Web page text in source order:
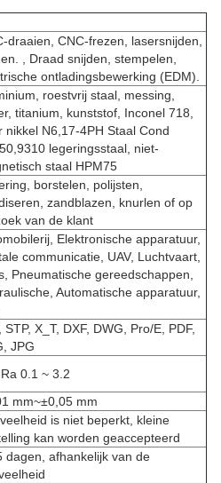
draaien, CNC-frezen, lasersnijden,
, Draad snijden, stempelen,
ontladingsbewerking (EDM).
roestvrij staal, messing,
titanium, kunststof, Inconel 718,
nikkel N6,17-4PH Staal Cond
legeringsstaal, niet-
staal HPM75
borstelen, polijsten,
zandblazen, knurlen of op
van de klant
Elektronische apparatuur,
communicatie, UAV, Luchtvaart,
Pneumatische gereedschappen,
Automatische apparatuur,
STP, X_T, DXF, DWG, Pro/E, PDF,
JPG
0.1 ~ 3.2
mm~±0,05 mm
is niet beperkt, kleine
kan worden geaccepteerd
dagen, afhankelijk van de